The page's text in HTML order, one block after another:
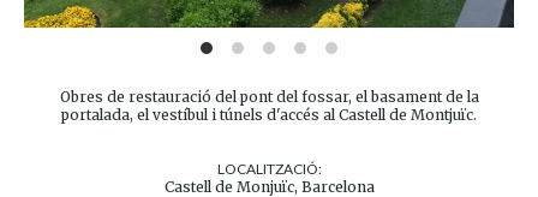
Obres de restauració del pont del fossar, el basament de la
portalada, el vestíbul i túnels d'accés al Castell de Montjuïc.
LOCALITZACIÓ:
Castell de Monjuïc, Barcelona